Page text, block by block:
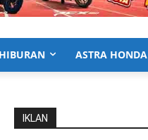
ASTRA HONDA
IKLAN